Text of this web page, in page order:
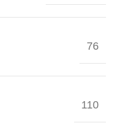
76
110